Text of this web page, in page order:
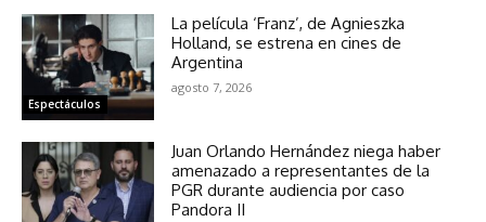
Espectáculos
La película ‘Franz’, de Agnieszka
Holland, se estrena en cines de
Argentina
agosto 7, 2026
Juan Orlando Hernández niega haber
amenazado a representantes de la
PGR durante audiencia por caso
Pandora II